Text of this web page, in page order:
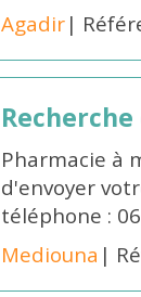
Agadir|
Pharmacie à
d'envoyer
téléphone :
Mediouna |